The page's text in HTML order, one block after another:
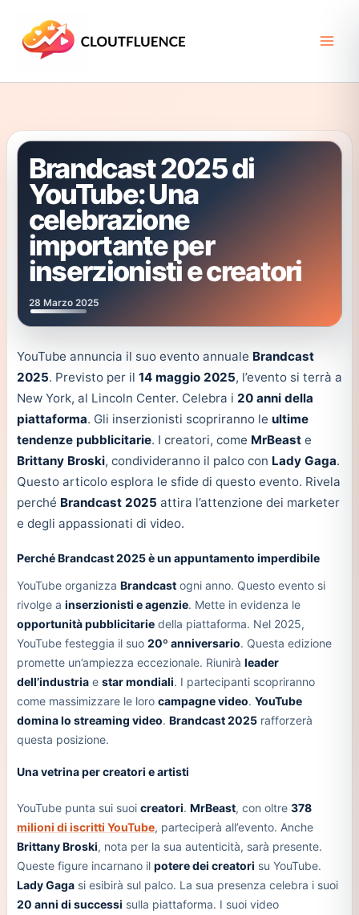
contenuto
Brandcast 2025 di
YouTube: Una
celebrazione
importante per
inserzionisti e creatori
28 Marzo 2025
YouTube annuncia il suo evento annuale Brandcast
2025. Previsto per il 14 maggio 2025, l’evento si terrà a
New York, al Lincoln Center. Celebra i 20 anni della
piattaforma. Gli inserzionisti scopriranno le ultime
tendenze pubblicitarie. I creatori, come MrBeaste
Brittany Broski, condivideranno il palco con Lady Gaga.
Questo articolo esplora le sfide di questo evento. Rivela
perché Brandcast 2025 attira l’attenzione dei marketer
e degli appassionati di video.
Perché Brandcast 2025 è un appuntamento imperdibile
YouTube organizza Brandcastogni anno. Questo evento si
rivolge a inserzionisti e agenzie. Mette in evidenza le
opportunità pubblicitariedella piattaforma. Nel 2025,
YouTube festeggia il suo 20º anniversario. Questa edizione
promette un’ampiezza eccezionale. Riunirà leader
dell’industriae star mondiali. I partecipanti scopriranno
come massimizzare le loro campagne video. YouTube
domina lo streaming video. Brandcast 2025rafforzerà
questa posizione.
Una vetrina per creatori e artisti
YouTube punta sui suoi creatori. MrBeast, con oltre 378
milioni di iscritti YouTube, parteciperà all’evento. Anche
Brittany Broski, nota per la sua autenticità, sarà presente.
Queste figure incarnano il potere dei creatori su YouTube.
Lady Gagasi esibirà sul palco. La sua presenza celebra i suoi
20 anni di successi sulla piattaforma. I suoi video